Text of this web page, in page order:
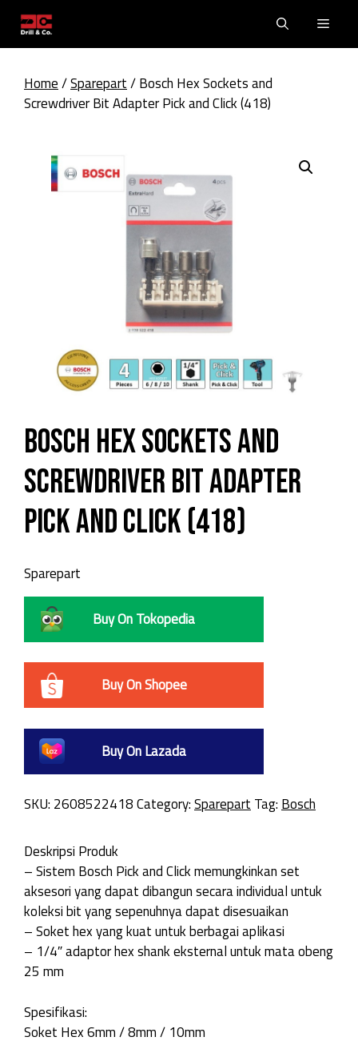
content
Home/Sparepart/ Bosch Hex Sockets and
Screwdriver Bit Adapter Pick and Click (418)
Bosch Hex Sockets and
Screwdriver Bit Adapter
Pick and Click (418)
Sparepart
Buy On Tokopedia
Buy On Shopee
Buy On Lazada
SKU: 2608522418Category:Sparepart Tag: Bosch
Deskripsi Produk
– Sistem Bosch Pick and Click memungkinkan set
aksesori yang dapat dibangun secara individual untuk
koleksi bit yang sepenuhnya dapat disesuaikan
– Soket hex yang kuat untuk berbagai aplikasi
– 1/4″ adaptor hex shank eksternal untuk mata obeng
25 mm
Spesifikasi:
Soket Hex 6mm / 8mm / 10mm